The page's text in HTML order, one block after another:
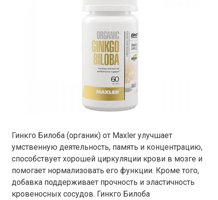
Гинкго Билоба (органик) от Maxler улучшает
умственную деятельность, память и концентрацию,
способствует хорошей циркуляции крови в мозге и
помогает нормализовать его функции. Кроме того,
добавка поддерживает прочность и эластичность
кровеносных сосудов. Гинкго Билоба